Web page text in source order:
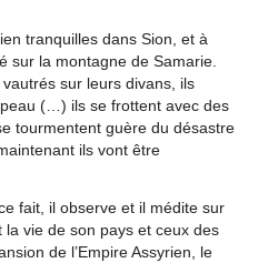
tranquilles dans Sion, et à
sur la montagne de Samarie.
sur leurs divans, ils
(…) ils se frottent avec des
tourmentent guère du désastre
ils vont être
fait, il observe et il médite sur
vie de son pays et ceux des
de l’Empire Assyrien, le